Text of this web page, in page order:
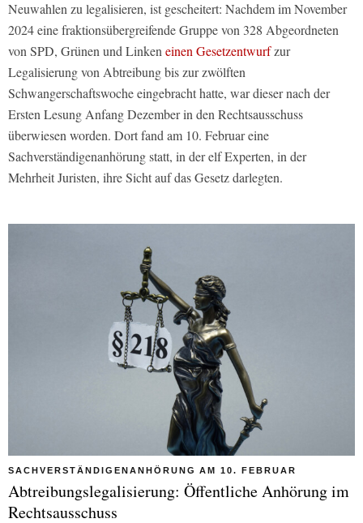
Neuwahlen zu legalisieren, ist gescheitert: Nachdem im November
2024 eine fraktionsübergreifende Gruppe von 328 Abgeordneten
von SPD, Grünen und Linkeneinen Gesetzentwurfzur
Legalisierung von Abtreibung bis zur zwölften
Schwangerschaftswoche eingebracht hatte, war dieser nach der
Ersten Lesung Anfang Dezember in den Rechtsausschuss
überwiesen worden. Dort fand am 10. Februar eine
Sachverständigenanhörung statt, in der elf Experten, in der
Mehrheit Juristen, ihre Sicht auf das Gesetz darlegten.
SACHVERSTÄNDIGENANHÖRUNG AM 10. FEBRUAR
Abtreibungslegalisierung: Öffentliche Anhörung im
Rechtsausschuss